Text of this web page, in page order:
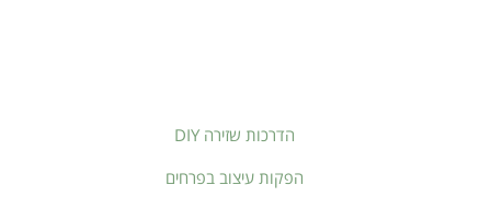
הדרכות שזירה DIY
הפקות עיצוב בפרחים